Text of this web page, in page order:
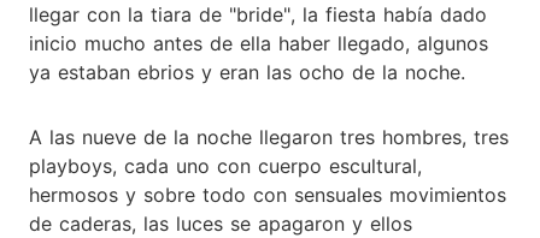
llegar con la tiara de "bride", la fiesta había dado
inicio mucho antes de ella haber llegado, algunos
ya estaban ebrios y eran las ocho de la noche.
A las nueve de la noche llegaron tres hombres, tres
playboys, cada uno con cuerpo escultural,
hermosos y sobre todo con sensuales movimientos
de caderas, las luces se apagaron y ellos